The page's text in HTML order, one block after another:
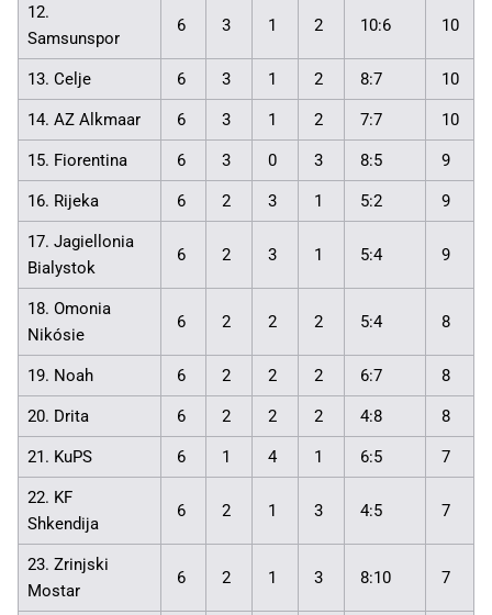
12.
Samsunspor
6 3 1 2 10:6 10
13. Celje 6 3 1 2 8:7 10
14. AZ Alkmaar 6 3 1 2 7:7 10
15. Fiorentina 6 3 0 3 8:5 9
16. Rijeka 6 2 3 1 5:2 9
17. Jagiellonia
Bialystok
6 2 3 1 5:4 9
18. Omonia
Nikósie
6 2 2 2 5:4 8
19. Noah 6 2 2 2 6:7 8
20. Drita 6 2 2 2 4:8 8
21. KuPS 6 1 4 1 6:5 7
22. KF
Shkendija
6 2 1 3 4:5 7
23. Zrinjski
Mostar
6 2 1 3 8:10 7